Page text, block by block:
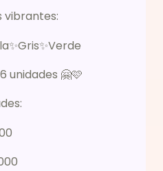
vibrantes:
unidades 🤗🩷